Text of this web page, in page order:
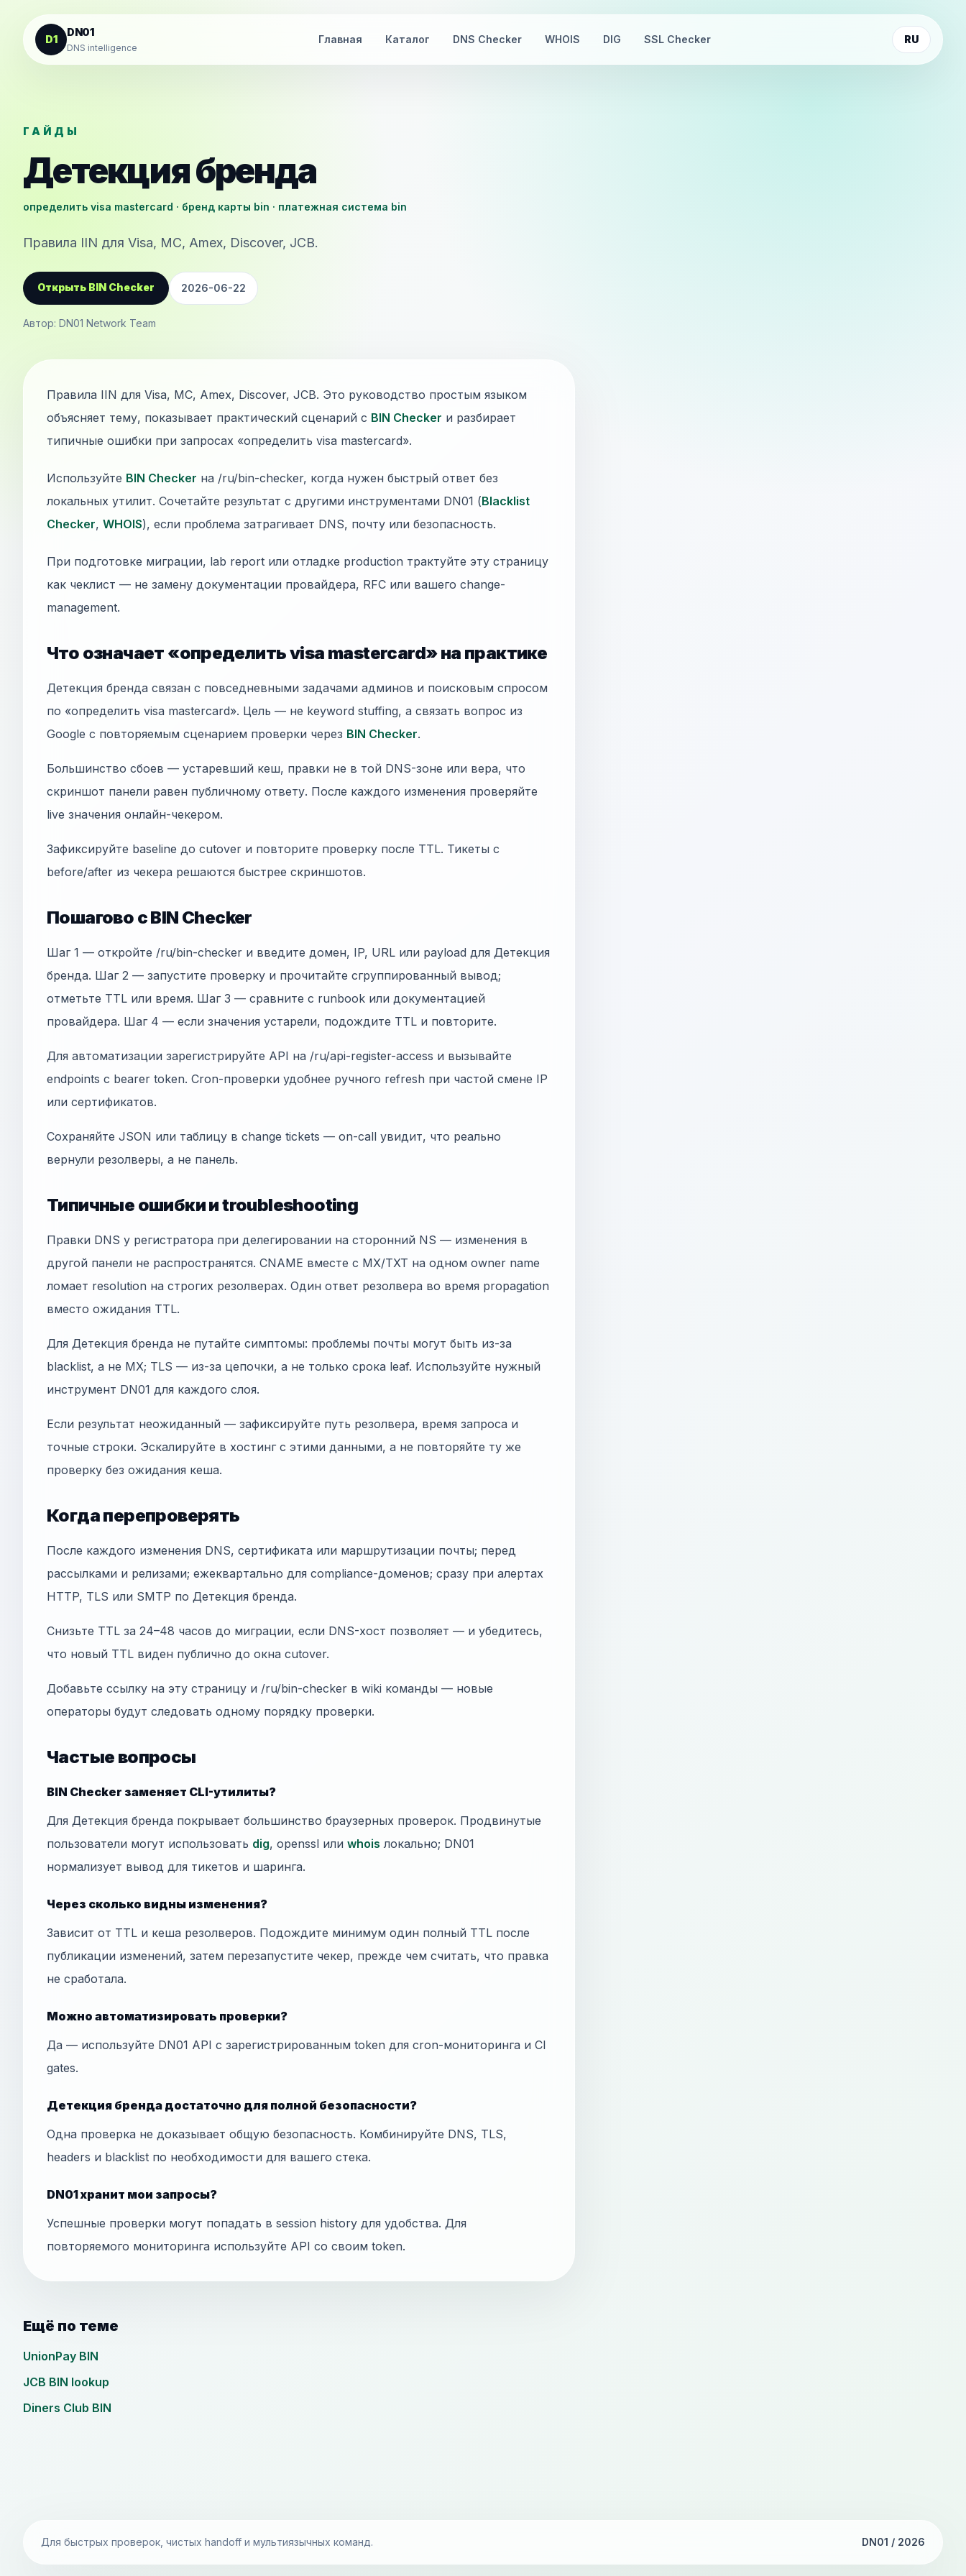
К содержанию
D1
DN01
DNS intelligence
Главная Каталог DNS Checker WHOIS DIG SSL Checker RU
ГАЙДЫ
Детекция бренда
определить visa mastercard · бренд карты bin · платежная система bin
Правила IIN для Visa, MC, Amex, Discover, JCB.
Открыть BIN Checker 2026-06-22
Автор: DN01 Network Team
Правила IIN для Visa, MC, Amex, Discover, JCB. Это руководство простым языком
объясняет тему, показывает практический сценарий с BIN Checker и разбирает
типичные ошибки при запросах «определить visa mastercard».
Используйте BIN Checker на /ru/bin-checker, когда нужен быстрый ответ без
локальных утилит. Сочетайте результат с другими инструментами DN01 (Blacklist
Checker, WHOIS), если проблема затрагивает DNS, почту или безопасность.
При подготовке миграции, lab report или отладке production трактуйте эту страницу
как чеклист — не замену документации провайдера, RFC или вашего change-
management.
Что означает «определить visa mastercard» на практике
Детекция бренда связан с повседневными задачами админов и поисковым спросом
по «определить visa mastercard». Цель — не keyword stuffing, а связать вопрос из
Google с повторяемым сценарием проверки через BIN Checker.
Большинство сбоев — устаревший кеш, правки не в той DNS-зоне или вера, что
скриншот панели равен публичному ответу. После каждого изменения проверяйте
live значения онлайн-чекером.
Зафиксируйте baseline до cutover и повторите проверку после TTL. Тикеты с
before/after из чекера решаются быстрее скриншотов.
Пошагово с BIN Checker
Шаг 1 — откройте /ru/bin-checker и введите домен, IP, URL или payload для Детекция
бренда. Шаг 2 — запустите проверку и прочитайте сгруппированный вывод;
отметьте TTL или время. Шаг 3 — сравните с runbook или документацией
провайдера. Шаг 4 — если значения устарели, подождите TTL и повторите.
Для автоматизации зарегистрируйте API на /ru/api-register-access и вызывайте
endpoints с bearer token. Cron-проверки удобнее ручного refresh при частой смене IP
или сертификатов.
Сохраняйте JSON или таблицу в change tickets — on-call увидит, что реально
вернули резолверы, а не панель.
Типичные ошибки и troubleshooting
Правки DNS у регистратора при делегировании на сторонний NS — изменения в
другой панели не распространятся. CNAME вместе с MX/TXT на одном owner name
ломает resolution на строгих резолверах. Один ответ резолвера во время propagation
вместо ожидания TTL.
Для Детекция бренда не путайте симптомы: проблемы почты могут быть из-за
blacklist, а не MX; TLS — из-за цепочки, а не только срока leaf. Используйте нужный
инструмент DN01 для каждого слоя.
Если результат неожиданный — зафиксируйте путь резолвера, время запроса и
точные строки. Эскалируйте в хостинг с этими данными, а не повторяйте ту же
проверку без ожидания кеша.
Когда перепроверять
После каждого изменения DNS, сертификата или маршрутизации почты; перед
рассылками и релизами; ежеквартально для compliance-доменов; сразу при алертах
HTTP, TLS или SMTP по Детекция бренда.
Снизьте TTL за 24–48 часов до миграции, если DNS-хост позволяет — и убедитесь,
что новый TTL виден публично до окна cutover.
Добавьте ссылку на эту страницу и /ru/bin-checker в wiki команды — новые
операторы будут следовать одному порядку проверки.
Частые вопросы
BIN Checker заменяет CLI-утилиты?
Для Детекция бренда покрывает большинство браузерных проверок. Продвинутые
пользователи могут использовать dig, openssl или whois локально; DN01
нормализует вывод для тикетов и шаринга.
Через сколько видны изменения?
Зависит от TTL и кеша резолверов. Подождите минимум один полный TTL после
публикации изменений, затем перезапустите чекер, прежде чем считать, что правка
не сработала.
Можно автоматизировать проверки?
Да — используйте DN01 API с зарегистрированным token для cron-мониторинга и CI
gates.
Детекция бренда достаточно для полной безопасности?
Одна проверка не доказывает общую безопасность. Комбинируйте DNS, TLS,
headers и blacklist по необходимости для вашего стека.
DN01 хранит мои запросы?
Успешные проверки могут попадать в session history для удобства. Для
повторяемого мониторинга используйте API со своим token.
Ещё по теме
UnionPay BIN
JCB BIN lookup
Diners Club BIN
Для быстрых проверок, чистых handoff и мультиязычных команд. DN01 / 2026